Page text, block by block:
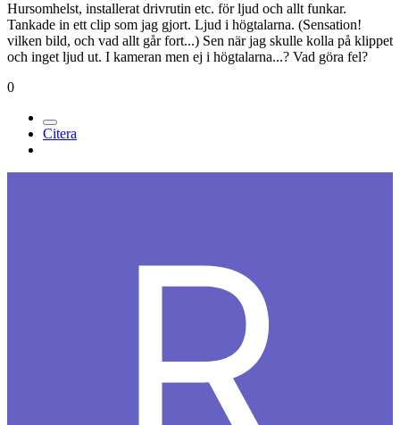
Hursomhelst, installerat drivrutin etc. för ljud och allt funkar.
Tankade in ett clip som jag gjort. Ljud i högtalarna. (Sensation!
vilken bild, och vad allt går fort...) Sen när jag skulle kolla på klippet
och inget ljud ut. I kameran men ej i högtalarna...? Vad göra fel?
0
Citera